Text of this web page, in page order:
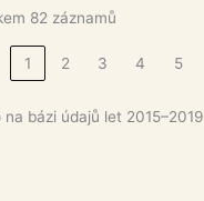
82 záznamů
1 2 3 4 5
bázi údajů let 2015–2019